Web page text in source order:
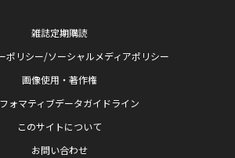
雑誌定期購読
ポリシー/ソーシャルメディアポリシー
画像使用・著作権
ォマティブデータガイドライン
このサイトについて
お問い合わせ